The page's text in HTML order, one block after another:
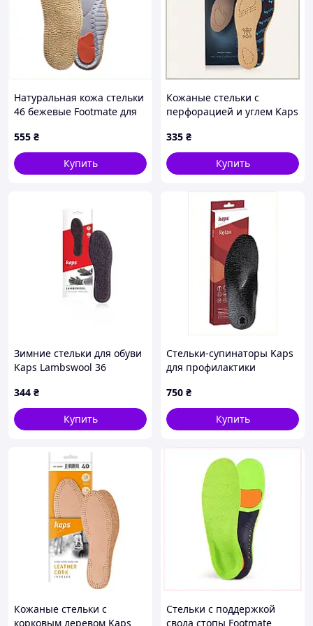
Натуральная кожа стельки
46 бежевые Footmate для
8B79971HT4
555 ₴
Купить
Кожаные стельки с
перфорацией и углем Kaps
335 ₴
Купить
Зимние стельки для обуви
Kaps Lambswool 36
344 ₴
Купить
Стельки-супинаторы Kaps
для профилактики
750 ₴
Купить
Кожаные стельки с
корковым деревом Kaps
Стельки с поддержкой
свода стопы Footmate